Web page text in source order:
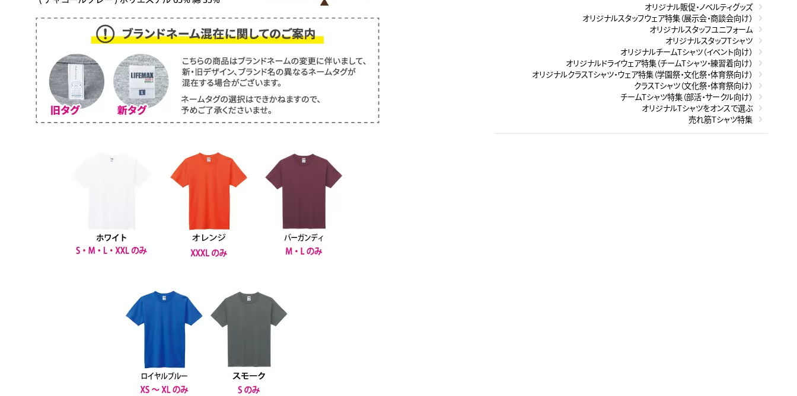
オリジナル販促・ノベルティグッズ
オリジナルスタッフウェア特集（展示会・商談会向け）
オリジナルスタッフユニフォーム
オリジナルスタッフTシャツ
オリジナルチームTシャツ（イベント向け）
オリジナルドライウェア特集（チームTシャツ・練習着向け）
オリジナルクラスTシャツ・ウェア特集（学園祭・文化祭・体育祭向け）
クラスTシャツ（文化祭・体育祭向け）
チームTシャツ特集（部活・サークル向け）
オリジナルTシャツをオンスで選ぶ
売れ筋Tシャツ特集